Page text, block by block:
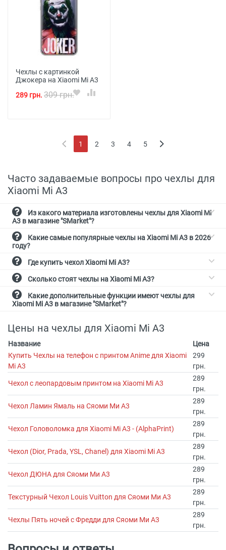
Чехлы с картинкой
Джокера на Xiaomi Mi A3
289 грн. 309 грн.
1
(current)
2 3 4 5
Часто задаваемые вопросы про чехлы для
Xiaomi Mi A3
A3 в магазине "SMarket"?
году?
Где купить чехол Xiaomi Mi A3?
Сколько стоят чехлы на Xiaomi Mi A3?
Xiaomi Mi A3 в магазине "SMarket"?
Цены на чехлы для Xiaomi Mi A3
Название
Цена
Купить Чехлы на телефон с принтом Anime для Xiaomi
Mi A3
299
грн.
Чехол с леопардовым принтом на Xiaomi Mi A3
289
грн.
Чехол Ламин Ямаль на Сяоми Ми А3
289
грн.
Чехол Головоломка для Xiaomi Mi A3 - (AlphaPrint)
289
грн.
Чехол (Dior, Prada, YSL, Chanel) для Xiaomi Mi A3
289
грн.
Чехол ДЮНА для Сяоми Ми А3
289
грн.
Текстурный Чехол Louis Vuitton для Сяоми Ми А3
289
грн.
Чехлы Пять ночей с Фредди для Сяоми Ми А3
289
грн.